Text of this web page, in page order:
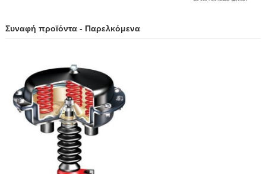
Συναφή προϊόντα - Παρελκόμενα